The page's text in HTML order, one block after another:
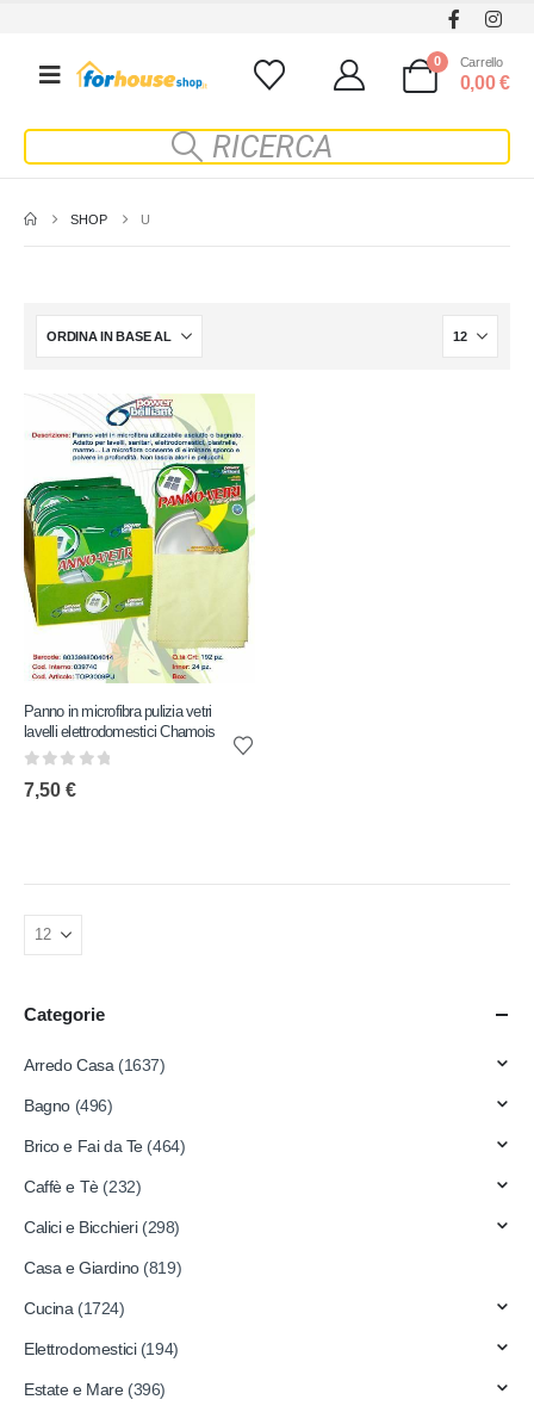
0 Carrello
0,00€
SHOP U
Panno in microfibra pulizia vetri
lavelli elettrodomestici Chamois
7,50 €
Categorie
Arredo Casa (1637)
Bagno (496)
Brico e Fai da Te (464)
Caffè e Tè (232)
Calici e Bicchieri (298)
Casa e Giardino (819)
Cucina (1724)
Elettrodomestici (194)
Estate e Mare (396)